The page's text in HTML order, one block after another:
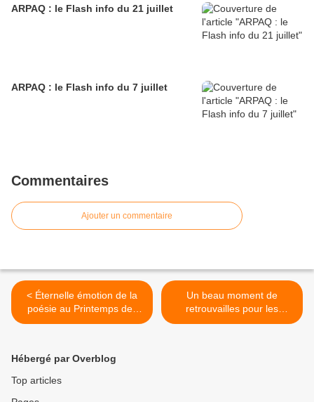
ARPAQ : le Flash info du 21 juillet
ARPAQ : le Flash info du 7 juillet
Commentaires
Ajouter un commentaire
< Éternelle émotion de la
poésie au Printemps des
Poètes à la MPT de
Un beau moment de
retrouvailles pour les
Ainé(e)s de Quimper >
Hébergé par Overblog
Top articles